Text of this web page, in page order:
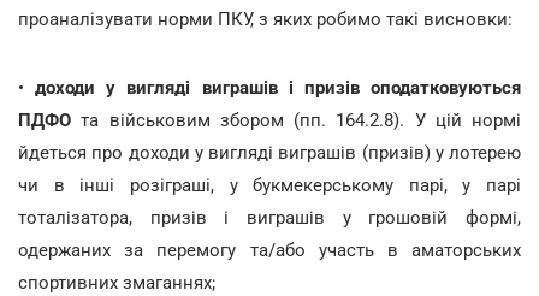
проаналізувати норми ПКУ, з яких робимо такі висновки:
•доходи у вигляді виграшів і призів оподатковуються
ПДФО та військовим збором (пп. 164.2.8). У цій нормі
йдеться про доходи у вигляді виграшів (призів) у лотерею
чи в інші розіграші, у букмекерському парі, у парі
тоталізатора, призів і виграшів у грошовій формі,
одержаних за перемогу та/або участь в аматорських
спортивних змаганнях;